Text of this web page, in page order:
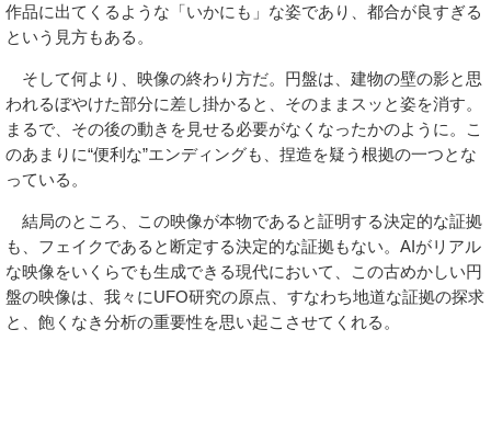
作品に出てくるような「いかにも」な姿であり、都合が良すぎる
という見方もある。
そして何より、映像の終わり方だ。円盤は、建物の壁の影と思
われるぼやけた部分に差し掛かると、そのままスッと姿を消す。
まるで、その後の動きを見せる必要がなくなったかのように。こ
のあまりに“便利な”エンディングも、捏造を疑う根拠の一つとな
っている。
結局のところ、この映像が本物であると証明する決定的な証拠
も、フェイクであると断定する決定的な証拠もない。AIがリアル
な映像をいくらでも生成できる現代において、この古めかしい円
盤の映像は、我々にUFO研究の原点、すなわち地道な証拠の探求
と、飽くなき分析の重要性を思い起こさせてくれる。